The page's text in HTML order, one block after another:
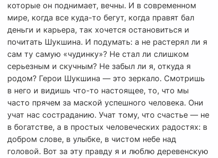
которые он поднимает, вечны. И в современном
мире, когда все куда-то бегут, когда правят бал
деньги и карьера, так хочется остановиться и
почитать Шукшина. И подумать: а не растерял ли я
сам ту самую «чудинку»? Не стал ли слишком
серьезным и скучным? Не забыл ли я, откуда я
родом? Герои Шукшина — это зеркало. Смотришь
в него и видишь что-то настоящее, то, что мы
часто прячем за маской успешного человека. Они
учат нас состраданию. Учат тому, что счастье — не
в богатстве, а в простых человеческих радостях: в
добром слове, в улыбке, в чистом небе над
головой. Вот за эту правду я и люблю деревенскую